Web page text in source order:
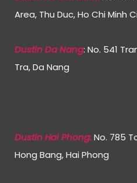
Area, Thu Duc, Ho Chi Minh
Dustin Da Nang: No. 541
Tra, Da Nang
Dustin Hai Phong:No. 785
Hong Bang, Hai Phong